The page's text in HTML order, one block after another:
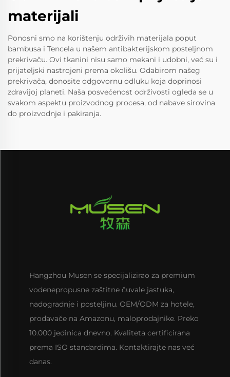
materijali
Ponosni smo na korištenju održivih materijala poput
bambusa i Tencela u našem antibakterijskom posteljnom
prekrivaču. Ovi tkanini nisu samo mekani i udobni, već su i
prijateljski nastrojeni prema okolišu. Odabirom našeg
prekrivača, donosite odgovornu odluku koja doprinosi
zdravijoj planeti. Naša posvećenost održivosti ogleda se u
svakom aspektu proizvodnog procesa, od nabave sirovina
do proizvodnje i pakiranja.
Hangzhou Musen se specijalizirao za premium
vodenepropusne zaštitne čuvale jastuka,
nadogradnje i posteljinu. OEM/ODM za hotele,
prodavače na Amazonu, maloprodajnike. Preko
10.000 jedinica dnevno. Kvaliteta certificirana
prema ISO standardima. Kontaktirajte nas već
danas.